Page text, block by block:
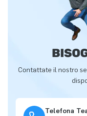
Contattate il nostro
Telefona